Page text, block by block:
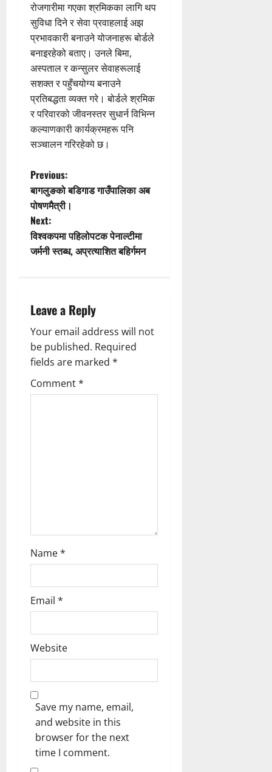
रोजगारीमा गएका श्रमिकका लागि थप
सुविधा दिने र सेवा प्रवाहलाई अझ
प्रभावकारी बनाउने योजनाहरू बोर्डले
बनाइरहेको बताए। उनले बिमा,
अस्पताल र कन्सुलर सेवाहरूलाई
सशक्त र पहुँचयोग्य बनाउने
प्रतिबद्धता व्यक्त गरे। बोर्डले श्रमिक
र परिवारको जीवनस्तर सुधार्न विभिन्न
कल्याणकारी कार्यक्रमहरू पनि
सञ्चालन गरिरहेको छ।
P
o
s
t
a
v
i
g
Previous:
बागलुङको बडिगाड गाउँपालिका अब
पोषणमैत्री।
Next:
विश्वकपमा पहिलोपटक पेनाल्टीमा
जर्मनी स्तब्ध, अप्रत्याशित बहिर्गमन
Leave a Reply
Your email address will not
be published. Required
fields are marked *
Comment*
Name*
Email *
Website
Save my name, email,
and website in this
browser for the next
time I comment.